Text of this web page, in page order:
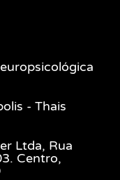
- Thais
Ltda, Rua
Centro,